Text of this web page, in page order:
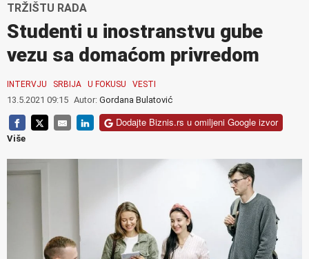
TRŽIŠTU RADA
Studenti u inostranstvu gube
vezu sa domaćom privredom
INTERVJU SRBIJA U FOKUSU VESTI
13.5.2021 09:15 Autor: Gordana Bulatović
Dodajte Biznis.rs u omiljeni Google izvor
Više